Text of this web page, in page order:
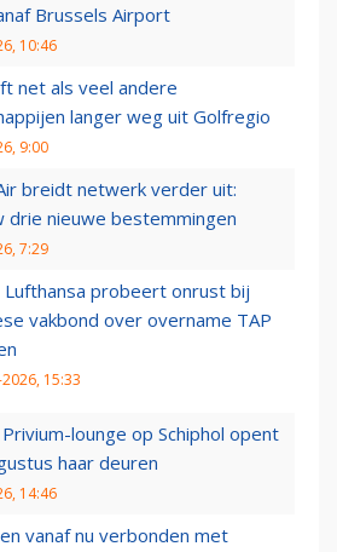
Brussels Airport
10:46
net als veel andere
langer weg uit Golfregio
9:00
breidt netwerk verder uit:
drie nieuwe bestemmingen
7:29
Lufthansa probeert onrust bij
vakbond over overname TAP
15:33
lounge op Schiphol opent
haar deuren
14:46
vanaf nu verbonden met